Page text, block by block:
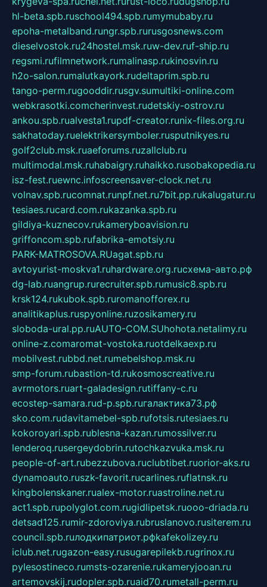
hl-beta.spb.ruschool494.spb.rumymubaby.ru
epoha-metalband.rungr.spb.rurusgosnews.com
dieselvostok.ru24hostel.msk.ruw-dev.ruf-ship.ru
regsmi.rufilmnetwork.rumalinasp.rukinosvin.ru
h2o-salon.rumalutkayork.rudeltaprim.spb.ru
tango-perm.rugooddir.rusgv.sumultiki-online.com
webkrasotki.comcherinvest.rudetskiy-ostrov.ru
ankou.spb.rualvesta1.rupdf-creator.runix-files.org.ru
sakhatoday.ruelektrikersymboler.rusputnikyes.ru
golf2club.msk.ruaeforums.ruzallclub.ru
multimodal.msk.ruhabaigry.ruhaikko.rusobakopedia.ru
isz-fest.ruewnc.infoscreensaver-clock.net.ru
volnav.spb.rucomnat.runpf.net.ru7bit.pp.rukalugatur.ru
tesiaes.rucard.com.rukazanka.spb.ru
gildiya-kuznecov.rukameryboavision.ru
griffoncom.spb.rufabrika-emotsiy.ru
PARK-MATROSOVA.RUagat.spb.ru
avtoyurist-moskva1.ruhardware.org.ruсхема-авто.рф
dg-lab.ruangrup.rurecruiter.spb.rumusic8.spb.ru
krsk124.rukubok.spb.ruromanofforex.ru
analitikaplus.ruspyonline.ruzosikamery.ru
sloboda-ural.pp.ruAUTO-COM.SUhohota.netalimy.ru
online-z.comaromat-vostoka.ruotdelkaexp.ru
mobilvest.rubbd.net.rumebelshop.msk.ru
smp-forum.rubastion-td.rukosmoscreative.ru
avrmotors.ruart-galadesign.rutiffany-c.ru
ecostep-samara.rud-p.spb.ruгалактика73.рф
sko.com.rudavitamebel-spb.rufotsis.rutesiaes.ru
kokoroyari.spb.rublesna-kazan.rumossilver.ru
lenderoq.rusergeydobrin.rutochkazvuka.msk.ru
people-of-art.rubezzubova.ruclubtibet.ruorior-aks.ru
dynamoauto.ruszk-favorit.rucarlines.ruflatnsk.ru
kingbolenskaner.rualex-motor.ruastroline.net.ru
act1.spb.rupolyglot.com.rugidlipetsk.ruooo-driada.ru
detsad125.rumir-zdoroviya.rubruslanovo.rusiterem.ru
council.spb.ruлодкипатриот.рфkafekolizey.ru
iclub.net.rugazon-easy.rusugarepilekb.rugrinox.ru
pylesostineco.rumsts-ozarenie.rukameryjooan.ru
artemovskij.rudopler.spb.ruaid70.rumetall-perm.ru